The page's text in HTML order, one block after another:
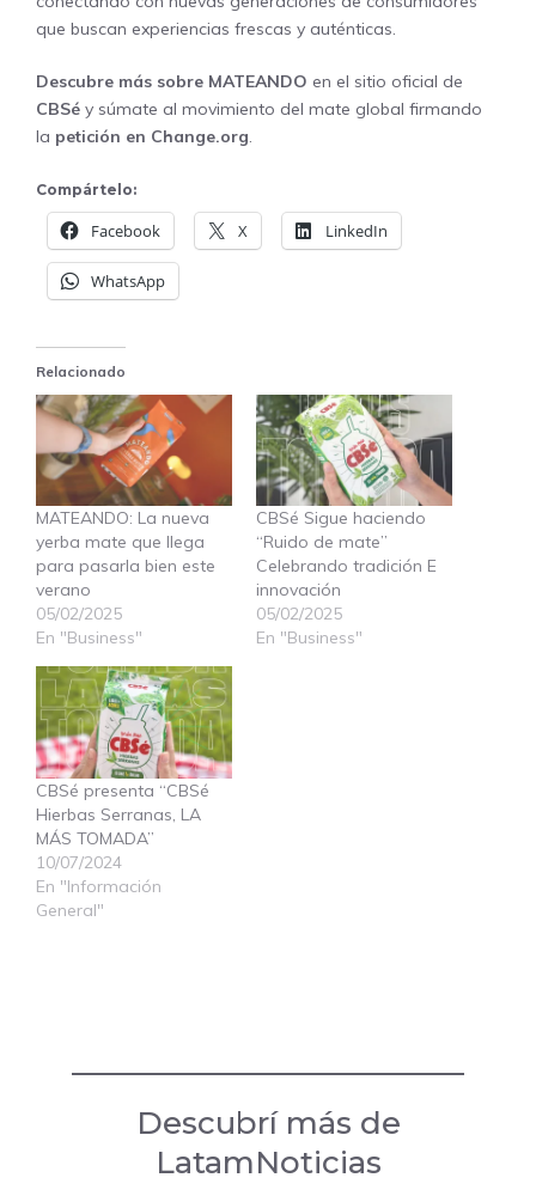
que buscan experiencias frescas y auténticas.
Descubre más sobre MATEANDO en el sitio oficial de
CBSé y súmate al movimiento del mate global firmando
la petición en Change.org.
Compártelo:
Facebook X LinkedIn
WhatsApp
Relacionado
MATEANDO: La nueva
yerba mate que llega
para pasarla bien este
verano
05/02/2025
En "Business"
CBSé Sigue haciendo
“Ruido de mate”
Celebrando tradición E
innovación
05/02/2025
En "Business"
CBSé presenta “CBSé
Hierbas Serranas, LA
MÁS TOMADA”
10/07/2024
En "Información
General"
Descubrí más de
LatamNoticias